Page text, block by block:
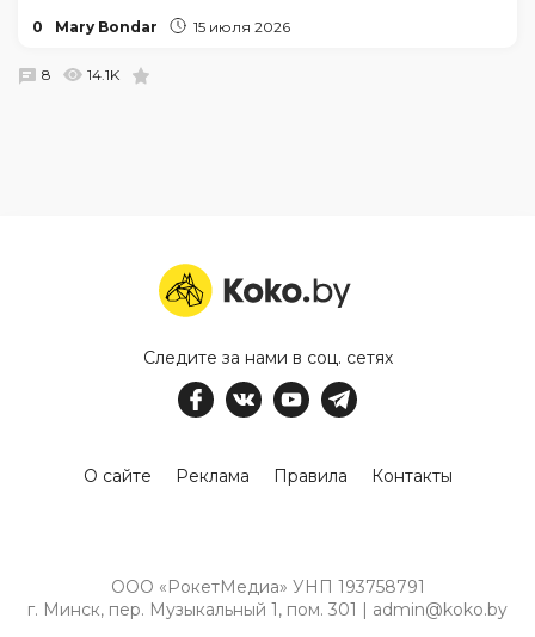
0 Mary Bondar 15 июля 2026
8 14.1K
Следите за нами в соц. сетях
О сайте Реклама Правила Контакты
ООО «РокетМедиа» УНП 193758791
г. Минск, пер. Музыкальный 1, пом. 301 | admin@koko.by